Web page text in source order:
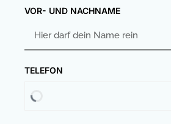
VOR- UND NACHNAME
TELEFON